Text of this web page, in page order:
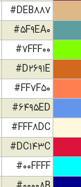
#DEB887
#5F9EA0
#7FFF00
#D2691E
#FF7F50
#6495ED
#FFF8DC
#DC143C
#00FFFF